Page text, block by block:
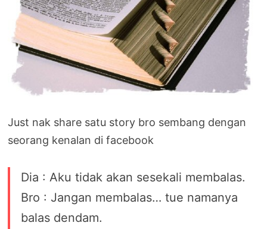
Just nak share satu story bro sembang dengan
seorang kenalan di facebook
Dia : Aku tidak akan sesekali membalas.
Bro : Jangan membalas… tue namanya
balas dendam.